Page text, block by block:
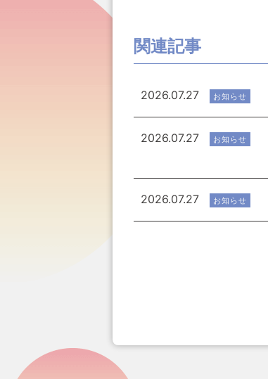
関連記事
2026.07.27 お知らせ
2026.07.27 お知らせ
2026.07.27 お知らせ